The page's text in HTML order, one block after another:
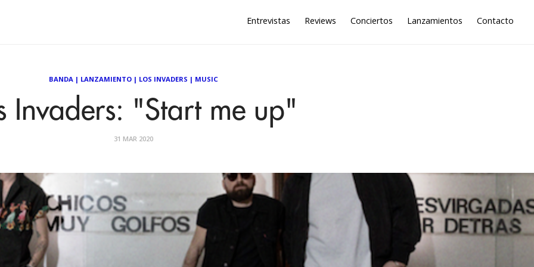
Entrevistas Reviews Conciertos Lanzamientos Contacto
BANDA | LANZAMIENTO | LOS INVADERS | MUSIC
Invaders: "Start me up"
31 MAR 2020